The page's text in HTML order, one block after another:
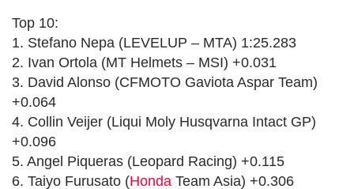
Top 10:
1. Stefano Nepa (LEVELUP – MTA) 1:25.283
2. Ivan Ortola (MT Helmets – MSI) +0.031
3. David Alonso (CFMOTO Gaviota Aspar Team)
+0.064
4. Collin Veijer (Liqui Moly Husqvarna Intact GP)
+0.096
5. Angel Piqueras (Leopard Racing) +0.115
6. Taiyo Furusato (Honda Team Asia) +0.306